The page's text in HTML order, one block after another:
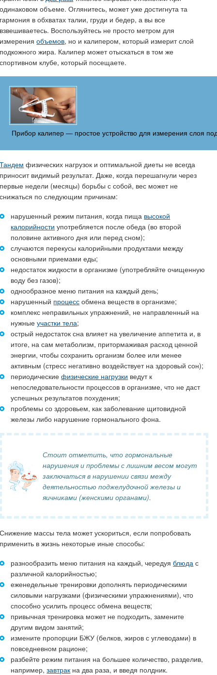
одинаковом объеме. Оглянитесь, может уже достигнута та
гармония в обхватах талии, груди и бедер, а вы все
взвешиваетесь. Воспользуйтесь не просто метром для
измеренияобъемов, но и калипером, который измерит слой
подкожного жира. Калипер может отыскаться в том же
спортивном клубе, который посещаете.
Прибор калипер — простое устройство для измерения слоя
Тандем физических нагрузок и оптимальной диеты не всегда
приносит видимый результат. Даже, когда перешагнули через
первые недели (месяцы) борьбы с собой, вес может не
снижаться по следующим причинам:
нарушенный режим питания, когда пища высокой
калорийности употребляется после обеда (во второй
половине активного дня или перед сном);
случаются перекусы калорийными продуктами между
основными приемами еды;
недостаток жидкости в организме (употребляйте очищенную
воду без газов);
однообразное меню питания на каждый день;
нарушенный процесс обмена веществ в организме;
комплекс неправильных упражнений, не направленный на
нужныеучастки тела;
острый недостаток сна влияет на увеличение аппетита и, в
итоге, на сам метаболизм, притормаживая расход ценной
энергии, чтобы сохранить организм более или менее
активным (стресс негативно воздействует на здоровый сон);
периодическиефизические нагрузки ведут к
непоследовательности процессов в организме, что не даст
успешных результатов похудения;
проблемы со здоровьем, как заболевание щитовидной
железы либо нарушение гормонального фона.
Стоит отметить, что гормональные
нарушения и проблемы с лишним весом могут
заключаться в нарушении связи между
деятельностью поджелудочной железы и
яичниками (женскими органами).
Снижение массы тела может ускориться, если попробовать
применить в жизнь некоторые иные способы:
разнообразить меню питания на каждый, чередуяблюда с
различной калорийностью;
еженедельные тренировки дополнять периодическими
силовыми нагрузками (физическими упражнениями), что
способно усилить процесс обмена веществ;
привычная тренировка может не подходить, замените
другим видом занятий;
измените пропорции БЖУ (белков, жиров с углеводами) в
повседневном рационе;
разбейте режим питания на большее количество, разделив,
например,завтрак на два раза, и введя полдник.